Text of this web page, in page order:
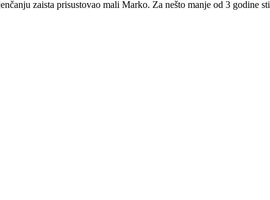
zaista prisustovao mali Marko. Za nešto manje od 3 godine